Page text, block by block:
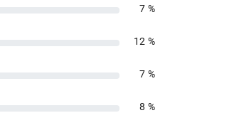
7 %
12 %
7 %
8 %